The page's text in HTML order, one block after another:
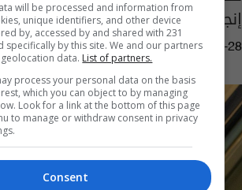
إنجاز تتجاوز المخطط
11:24 | 2026-07-28
will be processed and information from
unique identifiers, and other device
by, accessed by and shared with 231
specifically by this site. We and our partners
data. List of partners.
process your personal data on the basis
which you can object to by managing
Look for a link at the bottom of this page
to manage or withdraw consent in privacy
Consent